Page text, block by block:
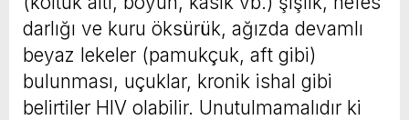
darlığı ve kuru öksürük, ağızda devamlı
beyaz lekeler (pamukçuk, aft gibi)
bulunması, uçuklar, kronik ishal gibi
belirtiler HIV olabilir. Unutulmamalıdır ki